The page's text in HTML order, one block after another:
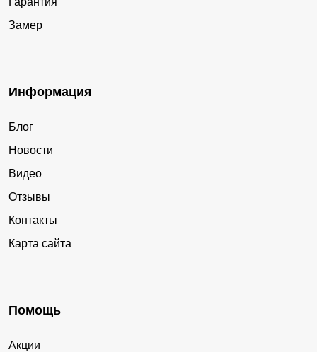
Замер
Информация
Блог
Новости
Видео
Отзывы
Контакты
Карта сайта
Помощь
Акции